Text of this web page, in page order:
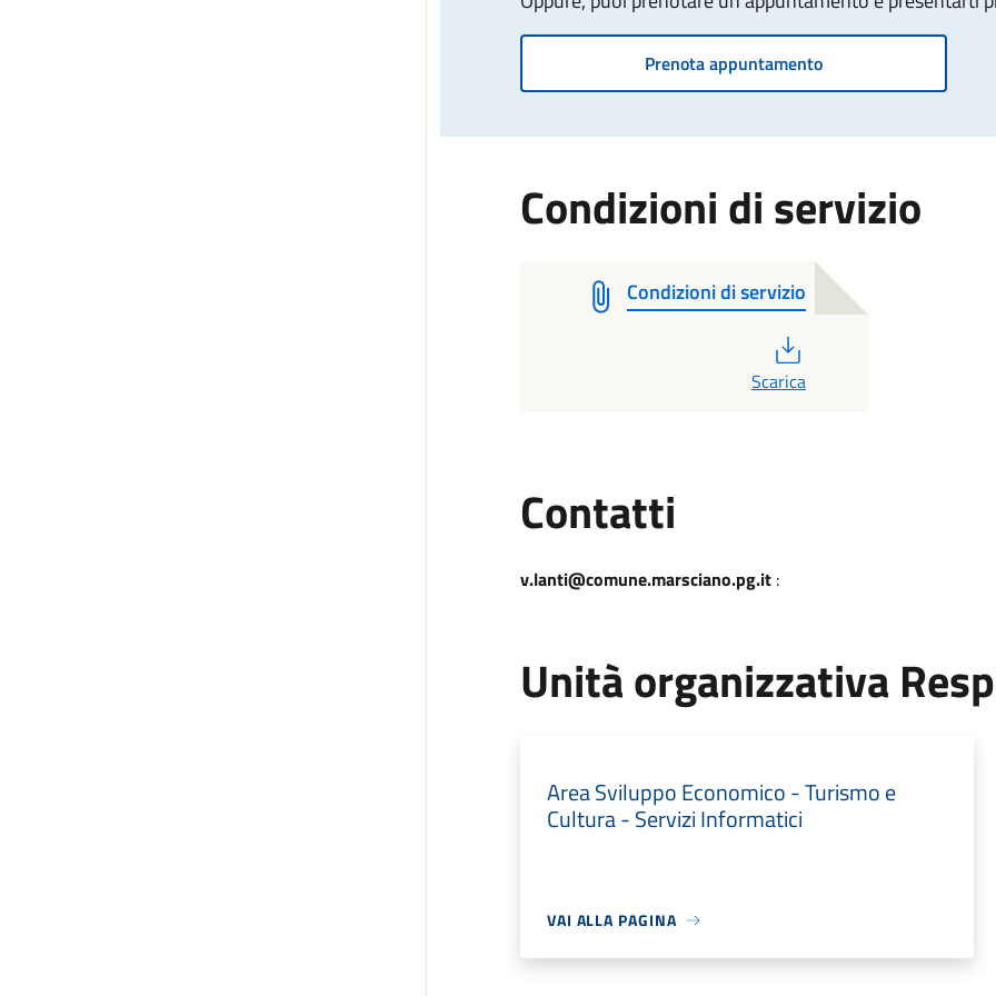
Prenota appuntamento
Condizioni di servizio
Condizioni di servizio
Scarica
Contatti
v.lanti@comune.marsciano.pg.it:
Unità organizzativa
Area Sviluppo Economico - Turismo e
Cultura - Servizi Informatici
VAI ALLA PAGINA